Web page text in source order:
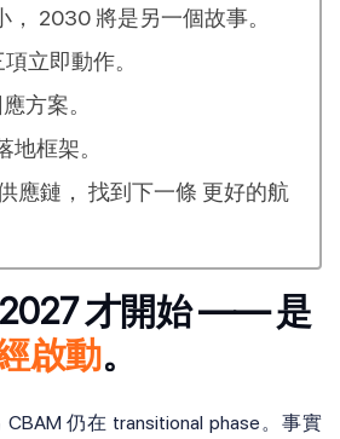
2026 看起來小， 2030 將是另一個故事。
業者的 三項立即動作。
應方案。
天 CBAM 落地框架。
一條 更好的航
2027 才開始 —— 是
啟動。
仍在 transitional phase。事實